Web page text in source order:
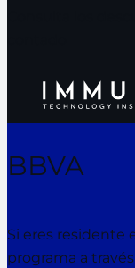
BBVA
Si eres residente
programa a